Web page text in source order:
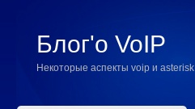
Блог'о VoIP
Некоторые аспекты voip и asterisk